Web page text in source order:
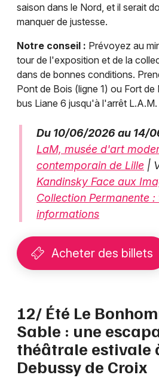
saison dans le Nord, et il serait
manquer de justesse.
Notre conseil : Prévoyez au
tour de l'exposition et de la
dans de bonnes conditions.
Pont de Bois (ligne 1) ou Fort de
bus Liane 6 jusqu'à l'arrêt L.A.M.
Du 10/06/2026 au 14/
LaM, musée d'art
contemporain de Lille |
Kandinsky Face aux
Collection Permanente :
informations
Acheter des billets
12/ Été Le
Sable : une
théâtrale estivale
Debussy de Croix